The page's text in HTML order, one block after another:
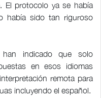
El protocolo ya se había
había sido tan riguroso
han indicado que solo
en esos idiomas
remota para
incluyendo el español.